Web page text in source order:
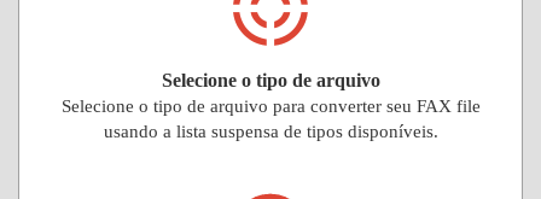
Selecione o tipo de arquivo
Selecione o tipo de arquivo para converter seu FAX file
usando a lista suspensa de tipos disponíveis.